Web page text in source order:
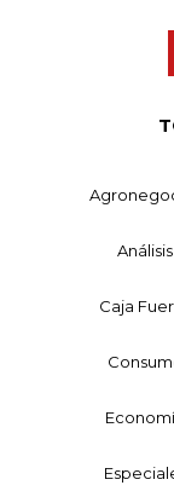
Análisis
Caja